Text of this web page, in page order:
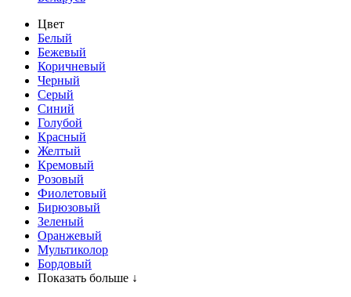
Цвет
Белый
Бежевый
Коричневый
Черный
Серый
Синий
Голубой
Красный
Желтый
Кремовый
Розовый
Фиолетовый
Бирюзовый
Зеленый
Оранжевый
Мультиколор
Бордовый
Показать больше ↓